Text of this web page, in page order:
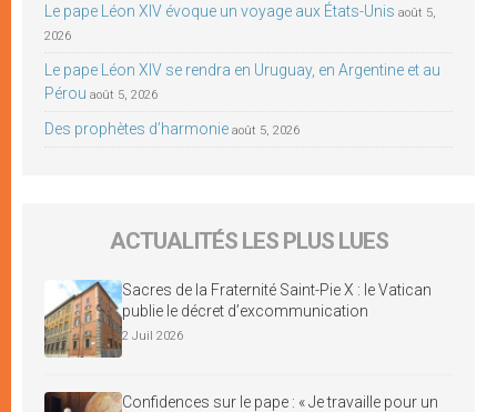
Le pape Léon XIV évoque un voyage aux États-Unis août 5,
2026
Le pape Léon XIV se rendra en Uruguay, en Argentine et au
Pérou août 5, 2026
Des prophètes d’harmonie août 5, 2026
ACTUALITÉS LES PLUS LUES
Sacres de la Fraternité Saint-Pie X : le Vatican
publie le décret d’excommunication
2 Juil 2026
Confidences sur le pape : « Je travaille pour un